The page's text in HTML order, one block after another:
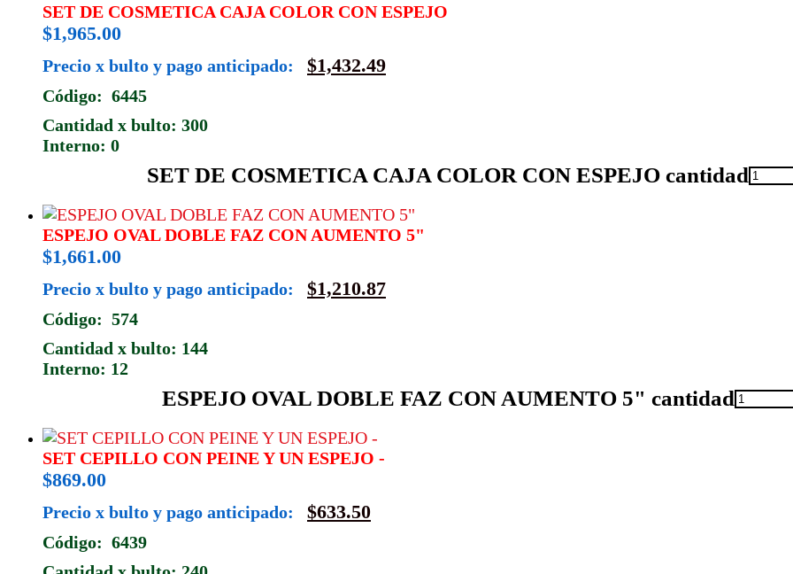
SET DE COSMETICA CAJA COLOR CON ESPEJO
$1,965.00
Precio x bulto y pago anticipado: $1,432.49
Código: 6445
Cantidad x bulto: 300
Interno: 0
SET DE COSMETICA CAJA COLOR CON ESPEJO cantidad
ESPEJO OVAL DOBLE FAZ CON AUMENTO 5"
$1,661.00
Precio x bulto y pago anticipado: $1,210.87
Código: 574
Cantidad x bulto: 144
Interno: 12
ESPEJO OVAL DOBLE FAZ CON AUMENTO 5" cantidad
SET CEPILLO CON PEINE Y UN ESPEJO -
$869.00
Precio x bulto y pago anticipado: $633.50
Código: 6439